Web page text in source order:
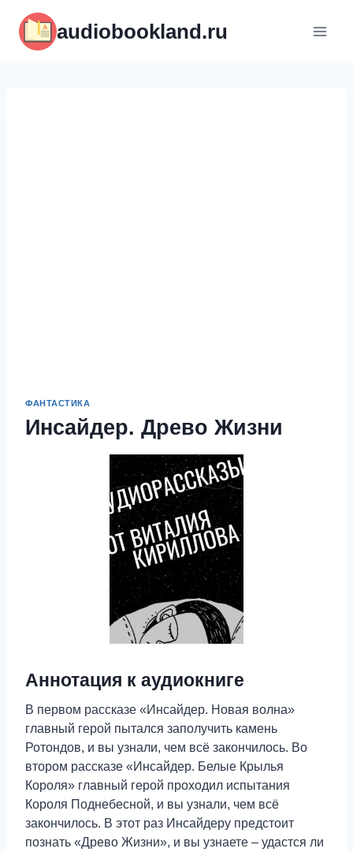
содержимому
audiobookland.ru
ФАНТАСТИКА
Инсайдер. Древо Жизни
Аннотация к аудиокниге
В первом рассказе «Инсайдер. Новая волна»
главный герой пытался заполучить камень
Ротондов, и вы узнали, чем всё закончилось. Во
втором рассказе «Инсайдер. Белые Крылья
Короля» главный герой проходил испытания
Короля Поднебесной, и вы узнали, чем всё
закончилось. В этот раз Инсайдеру предстоит
познать «Древо Жизни», и вы узнаете – удастся ли